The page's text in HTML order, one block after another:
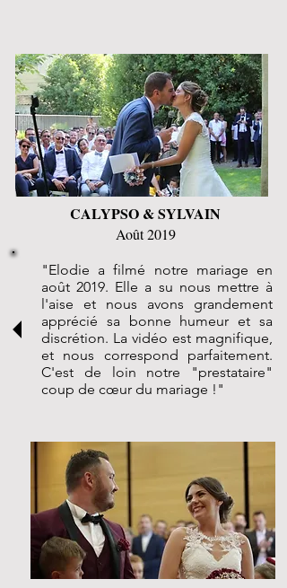
CALYPSO & SYLVAIN
Août 2019
"Elodie a filmé notre mariage en
août 2019. Elle a su nous mettre à
l'aise et nous avons grandement
apprécié sa bonne humeur et sa
discrétion. La vidéo est magnifique,
et nous correspond parfaitement.
C'est de loin notre "prestataire"
coup de cœur du mariage !"